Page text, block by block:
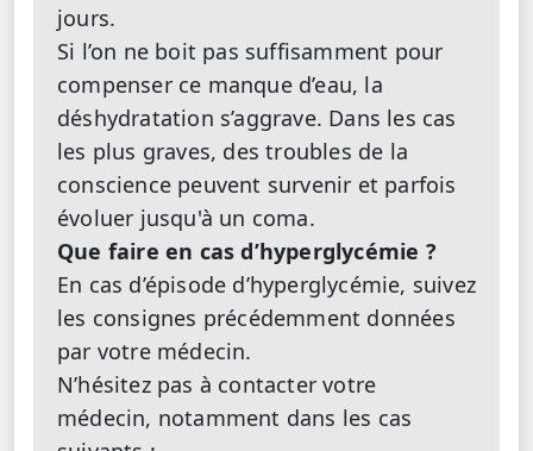
jours.
Si l’on ne boit pas suffisamment pour
compenser ce manque d’eau, la
déshydratation s’aggrave. Dans les cas
les plus graves, des troubles de la
conscience peuvent survenir et parfois
évoluer jusqu'à un coma.
Que faire en cas d’hyperglycémie ?
En cas d’épisode d’hyperglycémie, suivez
les consignes précédemment données
par votre médecin.
N’hésitez pas à contacter votre
médecin, notamment dans les cas